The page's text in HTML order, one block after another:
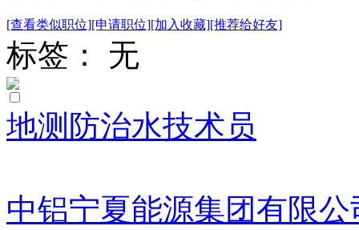
[查看类似职位][申请职位][加入收藏][推荐给好友]
标签： 无
地测防治水技术员
中铝宁夏能源集团有限公